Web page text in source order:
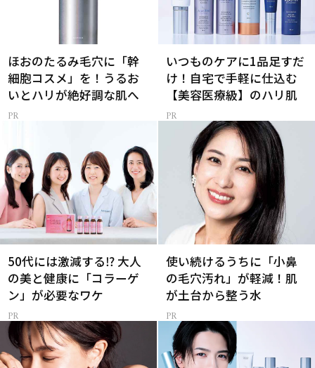
ほおのたるみ毛穴に「幹
細胞コスメ」を！うるお
いとハリが絶好調な肌へ
いつものケアに1品足すだ
け！自宅で手軽に仕込む
【美容医療級】のハリ肌
50代には激減する⁉ 大人
の美と健康に「コラーゲ
ン」が必要なワケ
使い続けるうちに「小鼻
の毛穴汚れ」が軽減！肌
が土台から整う水